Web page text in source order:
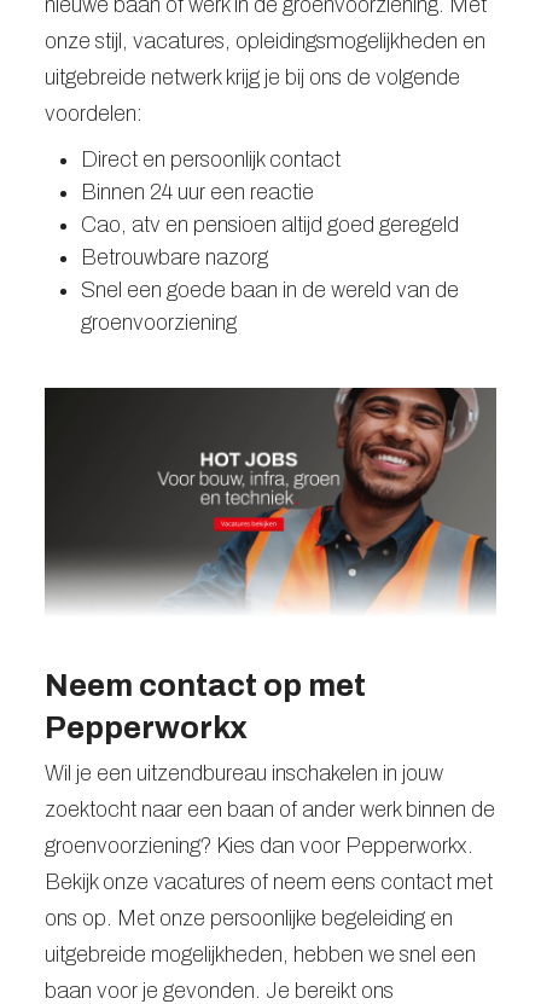
nieuwe baan of werk in de groenvoorziening. Met
onze stijl, vacatures, opleidingsmogelijkheden en
uitgebreide netwerk krijg je bij ons de volgende
voordelen:
Direct en persoonlijk contact
Binnen 24 uur een reactie
Cao, atv en pensioen altijd goed geregeld
Betrouwbare nazorg
Snel een goede baan in de wereld van de
groenvoorziening
Neem contact op met
Pepperworkx
Wil je een uitzendbureau inschakelen in jouw
zoektocht naar een baan of ander werk binnen de
groenvoorziening? Kies dan voor Pepperworkx.
Bekijk onze vacatures of neem eens contact met
ons op. Met onze persoonlijke begeleiding en
uitgebreide mogelijkheden, hebben we snel een
baan voor je gevonden. Je bereikt ons